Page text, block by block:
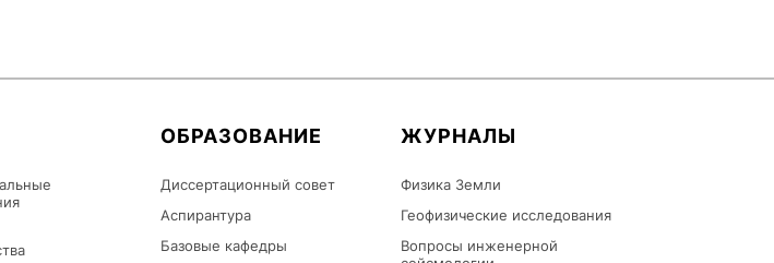
ОБРАЗОВАНИЕ
Диссертационный совет
Аспирантура
Базовые кафедры
ЖУРНАЛЫ
Физика Земли
Геофизические исследования
Вопросы инженерной